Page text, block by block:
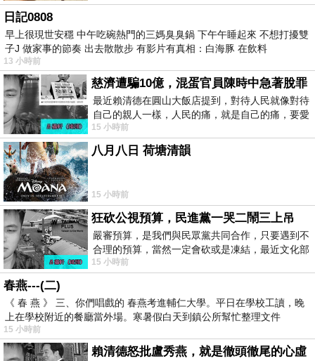
日記0808
早上很現世安穩 中午吃碗熱門的三媽臭臭鍋 下午午睡起來 不想打擾雙
子J 做家事的節奏 出去散散步 有影片有真相：白海豚 在飲料
13 小時前
慈濟遭騙10億，混蛋官員陳時中急著脫罪
最近賴清德在圓山大飯店提到，對待人民就像對待
自己的親人一樣，人民的痛，就是自己的痛，要愛
民如親，說的這麼好聽，實際上根本沒做
15 小時前
八月八日 荷塘清韻
15 小時前
狂砍公視預算，民進黨一哭二鬧三上吊
嚴審預算，是我們與民眾黨共同合作，只要遇到不
合理的預算，當然一定會砍或是凍結，最近文化部
要編列公視和Taiwan plus預算，在110年
15 小時前
春燕---(二)
《 春 燕 》 三、你們唱戲的 春燕考進輔仁大學。平日在學校工讀，晚
上在學校附近的餐廳當外場。寒暑假白天到鎮公所幫忙整理文件
15 小時前
賴清德怒批盧秀燕，就是徹頭徹尾的心虛